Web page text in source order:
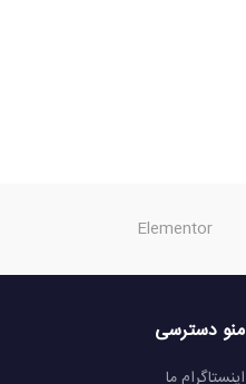
منو دسترسی
اینستاگرام ما